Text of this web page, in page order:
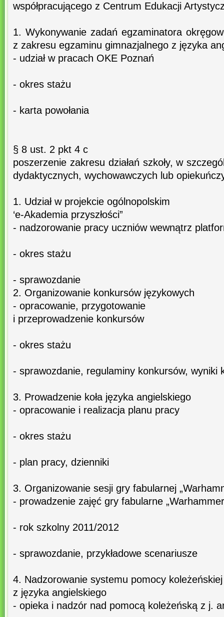
współpracującego z Centrum Edukacji
1. Wykonywanie zadań egzaminatora
z zakresu egzaminu gimnazjalnego z języka
- udział w pracach OKE Poznań
- okres stażu
- karta powołania
§ 8 ust. 2 pkt 4 c
poszerzenie zakresu działań szkoły, w
dydaktycznych, wychowawczych lub
1. Udział w projekcie ogólnopolskim
‘e-Akademia przyszłości”
- nadzorowanie pracy uczniów wewnątrz
- okres stażu
- sprawozdanie
2. Organizowanie konkursów językowych
- opracowanie, przygotowanie
i przeprowadzenie konkursów
- okres stażu
- sprawozdanie, regulaminy konkursów, wyniki
3. Prowadzenie koła języka angielskiego
- opracowanie i realizacja planu pracy
- okres stażu
- plan pracy, dzienniki
3. Organizowanie sesji gry fabularnej
- prowadzenie zajęć gry fabularne
- rok szkolny 2011/2012
- sprawozdanie, przykładowe scenariusze
4. Nadzorowanie systemu pomocy koleżeńskiej
z języka angielskiego
- opieka i nadzór nad pomocą koleżeńską z j.